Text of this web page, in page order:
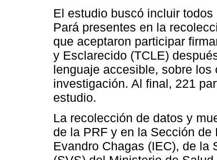
El estudio buscó incluir
Pará presentes en la
que aceptaron participar
y Esclarecido (TCLE)
lenguaje accesible, sobre
investigación. Al final, 221
estudio.
La recolección de datos y
de la PRF y en la Sección
Evandro Chagas (IEC), de la